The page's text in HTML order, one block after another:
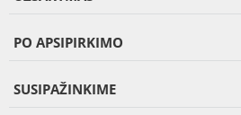
PO APSIPIRKIMO
SUSIPAŽINKIME